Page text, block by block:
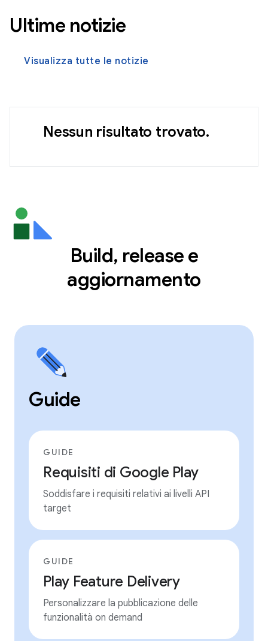
Ultime notizie
Visualizza tutte le notizie
Nessun risultato trovato.
Build, release e
aggiornamento
Guide
GUIDE
Requisiti di Google Play
Soddisfare i requisiti relativi ai livelli API
target
GUIDE
Play Feature Delivery
Personalizzare la pubblicazione delle
funzionalità on demand